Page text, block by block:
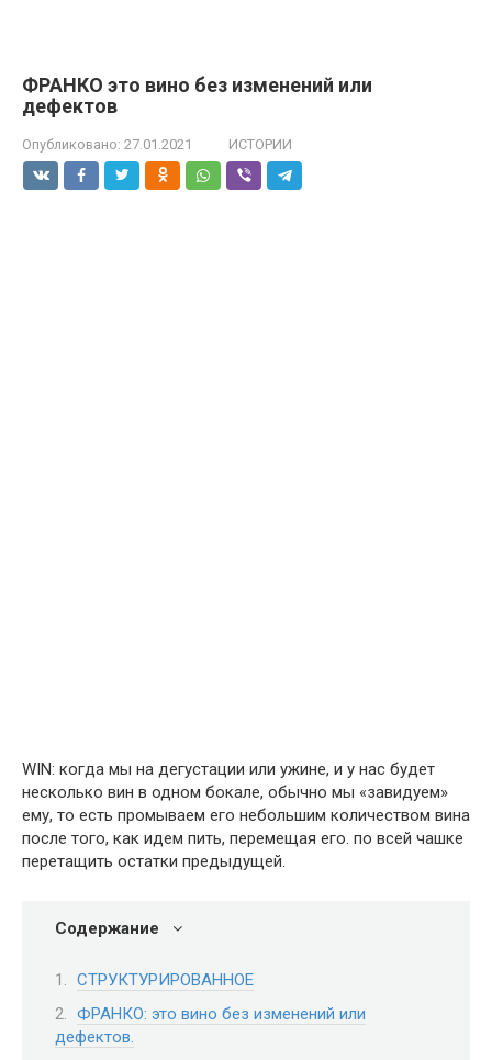
ФРАНКО это вино без изменений или
дефектов
Опубликовано: 27.01.2021 ИСТОРИИ
WIN: когда мы на дегустации или ужине, и у нас будет
несколько вин в одном бокале, обычно мы «завидуем»
ему, то есть промываем его небольшим количеством вина
после того, как идем пить, перемещая его. по всей чашке
перетащить остатки предыдущей.
Содержание
СТРУКТУРИРОВАННОЕ
ФРАНКО: это вино без изменений или
дефектов.